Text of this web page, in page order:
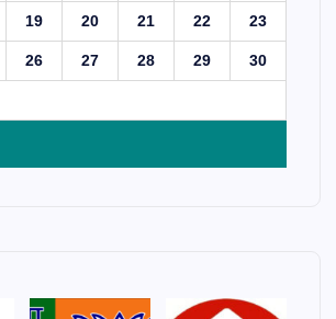
19 20 21 22 23
26 27 28 29 30